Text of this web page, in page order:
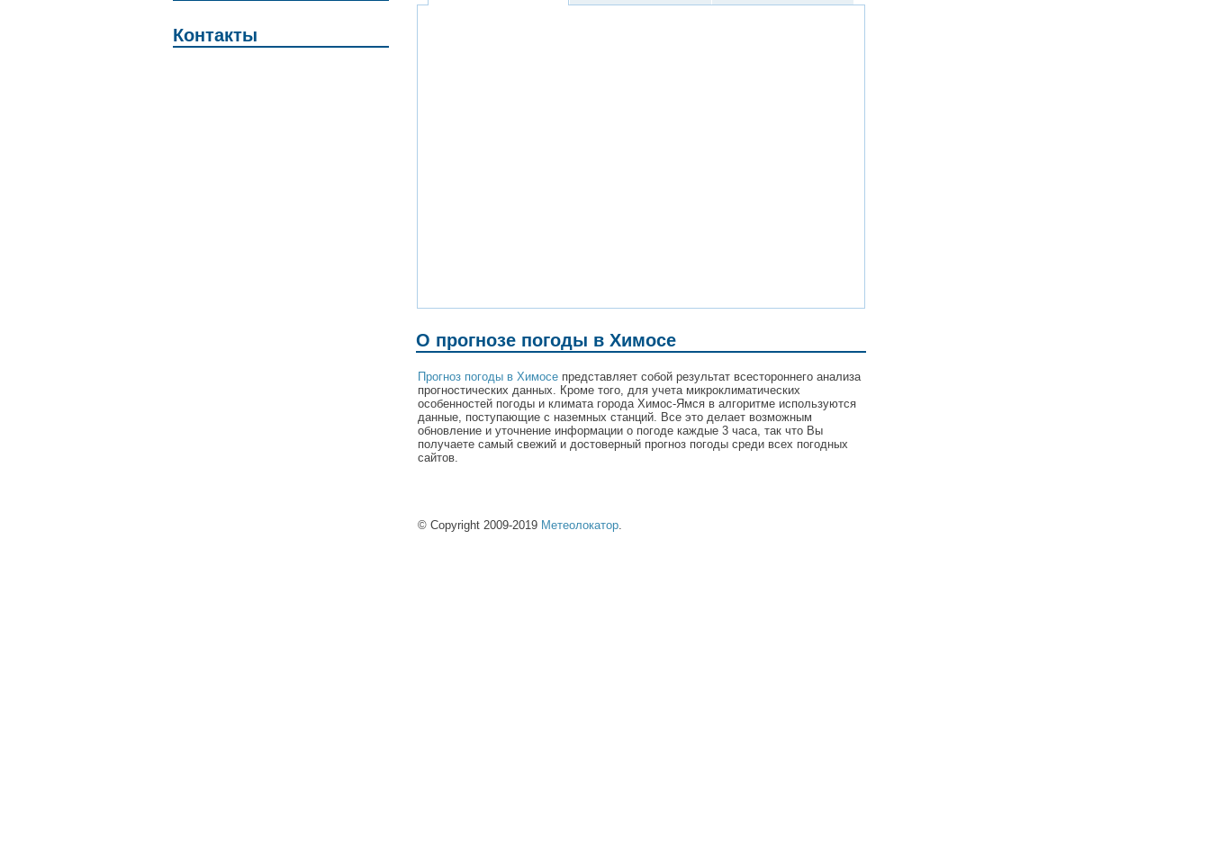
Контакты
О прогнозе погоды в Химосе
Прогноз погоды в Химосе представляет собой результат всестороннего анализа
прогностических данных. Кроме того, для учета микроклиматических
особенностей погоды и климата города Химос-Ямся в алгоритме используются
данные, поступающие с наземных станций. Все это делает возможным
обновление и уточнение информации о погоде каждые 3 часа, так что Вы
получаете самый свежий и достоверный прогноз погоды среди всех погодных
сайтов.
© Copyright 2009-2019 Метеолокатор